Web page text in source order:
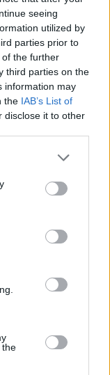
seeing
utilized by
parties prior to
the further
third parties on the
information may
the IAB’s List of
disclose it to other
or more Google
You may click to
party tags to
in below Google
the